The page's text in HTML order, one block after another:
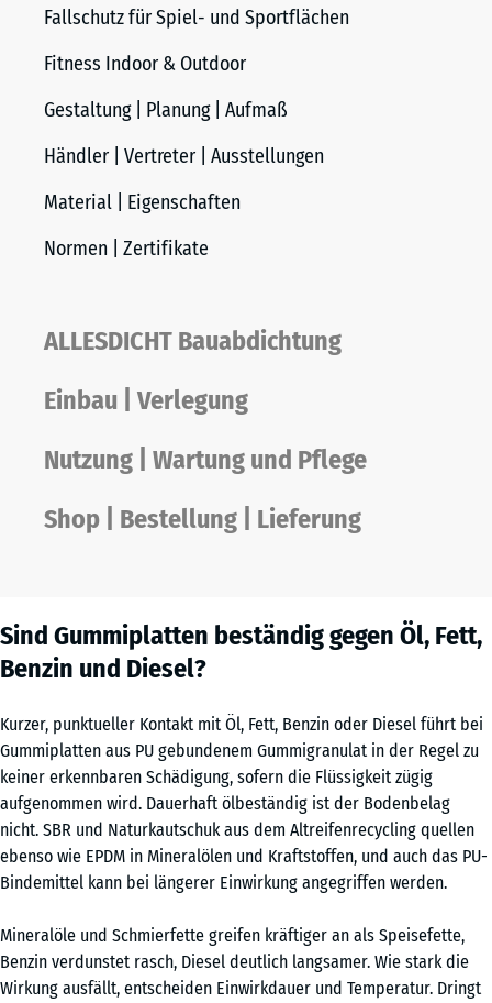
Fallschutz für Spiel- und Sportflächen
Fitness Indoor & Outdoor
Gestaltung | Planung | Aufmaß
Händler | Vertreter | Ausstellungen
Material | Eigenschaften
Normen | Zertifikate
ALLESDICHT Bauabdichtung
Einbau | Verlegung
Nutzung | Wartung und Pflege
Shop | Bestellung | Lieferung
Sind Gummiplatten beständig gegen Öl, Fett,
Benzin und Diesel?
Kurzer, punktueller Kontakt mit Öl, Fett, Benzin oder Diesel führt bei
Gummiplatten aus PU gebundenem Gummigranulat in der Regel zu
keiner erkennbaren Schädigung, sofern die Flüssigkeit zügig
aufgenommen wird. Dauerhaft ölbeständig ist der Bodenbelag
nicht. SBR und Naturkautschuk aus dem Altreifenrecycling quellen
ebenso wie EPDM in Mineralölen und Kraftstoffen, und auch das PU-
Bindemittel kann bei längerer Einwirkung angegriffen werden.
Mineralöle und Schmierfette greifen kräftiger an als Speisefette,
Benzin verdunstet rasch, Diesel deutlich langsamer. Wie stark die
Wirkung ausfällt, entscheiden Einwirkdauer und Temperatur. Dringt